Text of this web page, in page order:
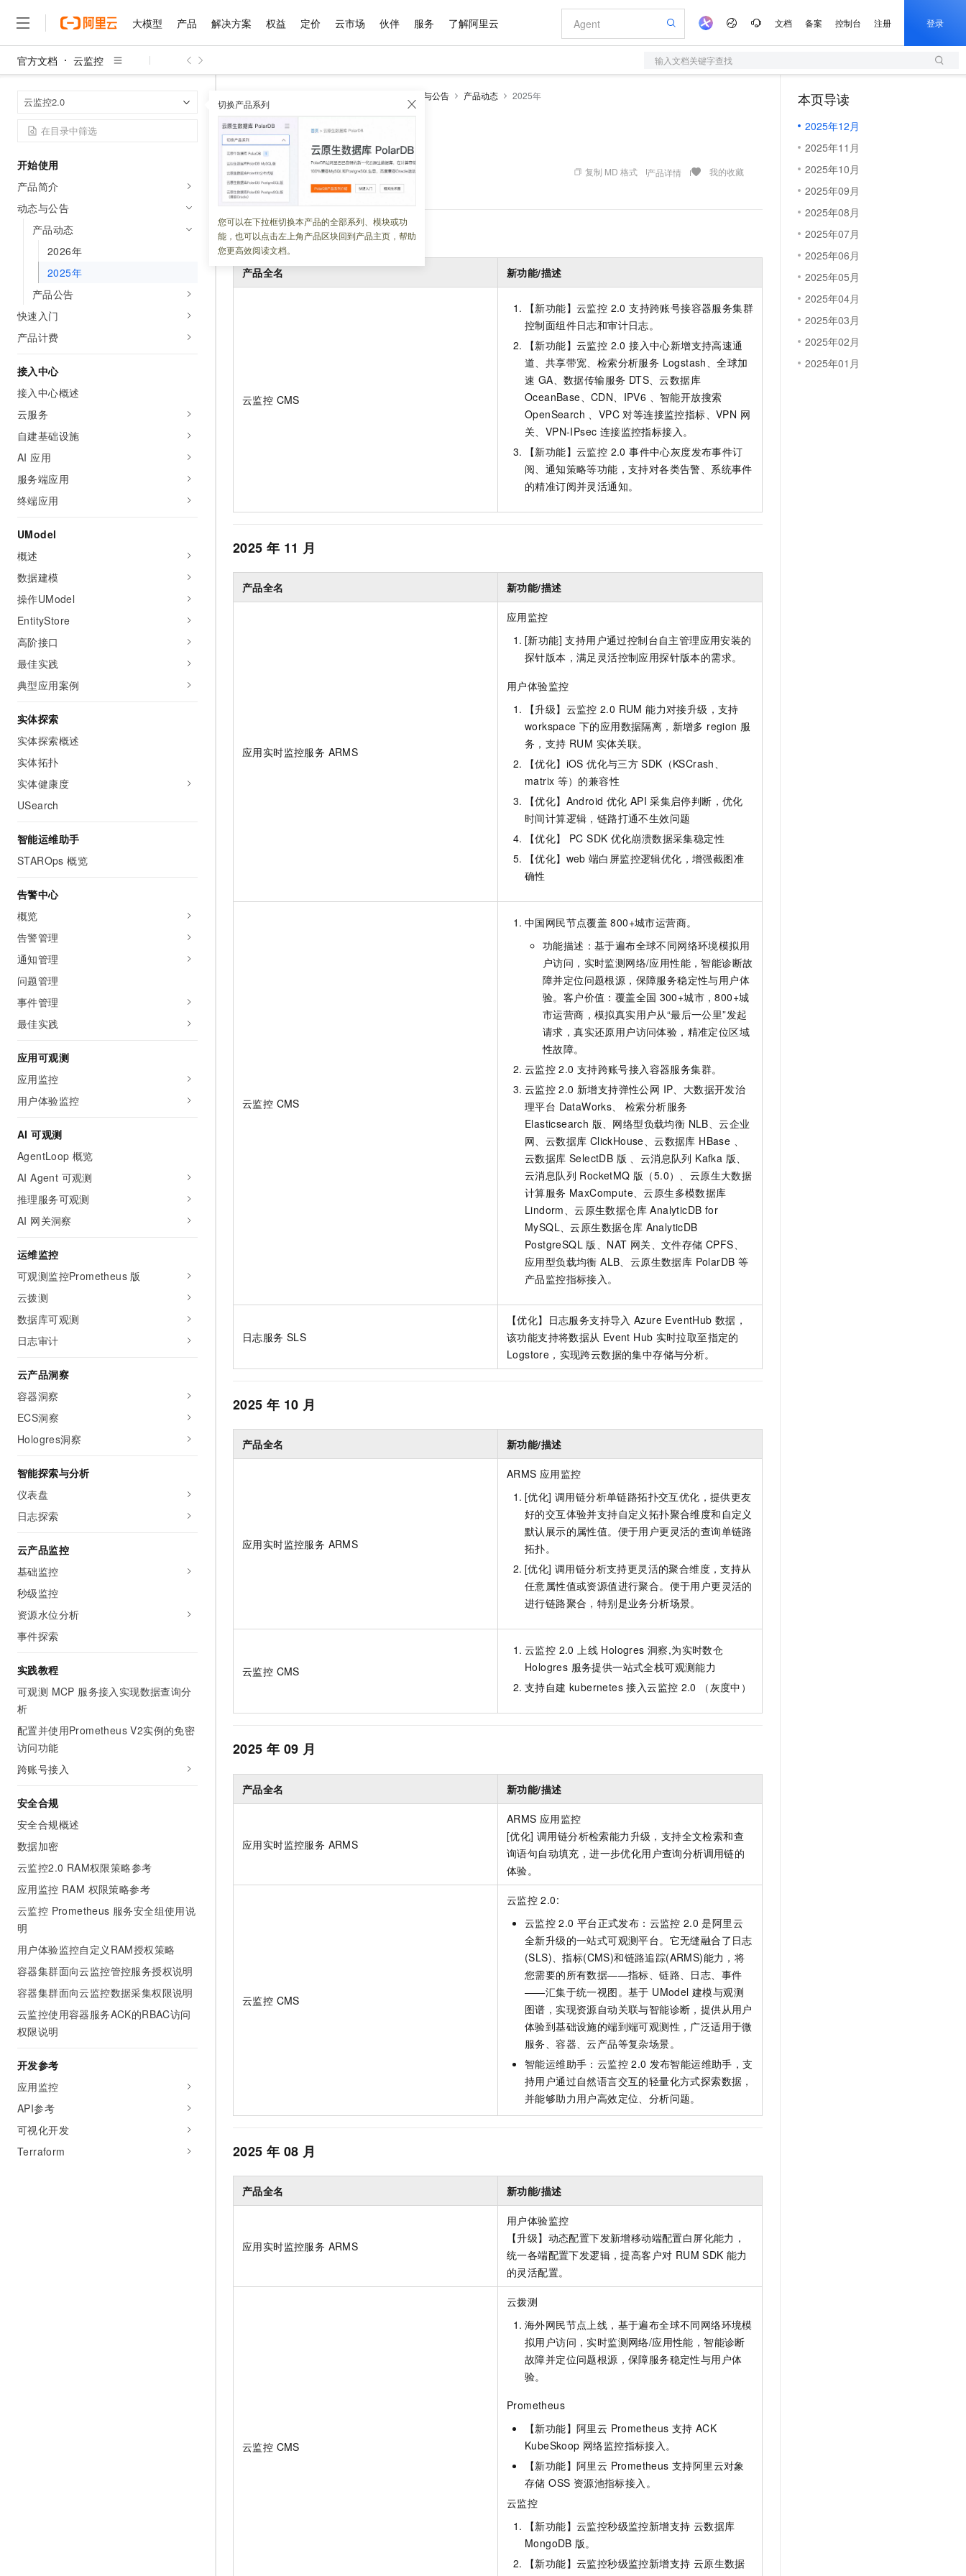
大模型 产品 解决方案 权益 定价 云市场 伙伴 服务 了解阿里云 文档 备案 控制台 注册 登录
官方文档 云监控 输入文档关键字查找
云监控2.0 切换产品系列
您可以在下拉框切换本产品的全部系列、模块或功
能，也可以点击左上角产品区块回到产品主页，帮助
您更高效阅读文档。
开始使用
产品简介
动态与公告
产品动态
2026年
2025年
产品公告
快速入门
产品计费
接入中心
接入中心概述
云服务
自建基础设施
AI 应用
服务端应用
终端应用
UModel
概述
数据建模
操作UModel
EntityStore
高阶接口
最佳实践
典型应用案例
实体探索
实体探索概述
实体拓扑
实体健康度
USearch
智能运维助手
STAROps 概览
告警中心
概览
告警管理
通知管理
问题管理
事件管理
最佳实践
应用可观测
应用监控
用户体验监控
AI 可观测
AgentLoop 概览
AI Agent 可观测
推理服务可观测
AI 网关洞察
运维监控
可观测监控Prometheus 版
云拨测
数据库可观测
日志审计
云产品洞察
容器洞察
ECS洞察
Hologres洞察
智能探索与分析
仪表盘
日志探索
云产品监控
基础监控
秒级监控
资源水位分析
事件探索
实践教程
可观测 MCP 服务接入实现数据查询分
析
配置并使用Prometheus V2实例的免密
访问功能
跨账号接入
安全合规
安全合规概述
数据加密
云监控2.0 RAM权限策略参考
应用监控 RAM 权限策略参考
云监控 Prometheus 服务安全组使用说
明
用户体验监控自定义RAM授权策略
容器集群面向云监控管控服务授权说明
容器集群面向云监控数据采集权限说明
云监控使用容器服务ACK的RBAC访问
权限说明
开发参考
应用监控
API参考
可视化开发
Terraform
动态与公告 产品动态 2025年
2025年
更新时间： 2026-03-05 08:38:52 复制 MD 格式 产品详情 我的收藏
2025 年 12 月
产品全名 新功能/描述
云监控 CMS
【新功能】云监控 2.0 支持跨账号接容器服务集群
控制面组件日志和审计日志。
【新功能】云监控 2.0 接入中心新增支持高速通
道、共享带宽、检索分析服务 Logstash、全球加
速 GA、数据传输服务 DTS、云数据库
OceanBase、CDN、IPV6 、智能开放搜索
OpenSearch 、VPC 对等连接监控指标、VPN 网
关、VPN-IPsec 连接监控指标接入。
【新功能】云监控 2.0 事件中心灰度发布事件订
阅、通知策略等功能，支持对各类告警、系统事件
的精准订阅并灵活通知。
2025 年 11 月
产品全名 新功能/描述
应用实时监控服务 ARMS
应用监控
[新功能] 支持用户通过控制台自主管理应用安装的
探针版本，满足灵活控制应用探针版本的需求。
用户体验监控
【升级】云监控 2.0 RUM 能力对接升级，支持
workspace 下的应用数据隔离，新增多 region 服
务，支持 RUM 实体关联。
【优化】iOS 优化与三方 SDK（KSCrash、
matrix 等）的兼容性
【优化】Android 优化 API 采集启停判断，优化
时间计算逻辑，链路打通不生效问题
【优化】 PC SDK 优化崩溃数据采集稳定性
【优化】web 端白屏监控逻辑优化，增强截图准
确性
云监控 CMS
中国网民节点覆盖 800+城市运营商。
功能描述：基于遍布全球不同网络环境模拟用
户访问，实时监测网络/应用性能，智能诊断故
障并定位问题根源，保障服务稳定性与用户体
验。客户价值：覆盖全国 300+城市，800+城
市运营商，模拟真实用户从“最后一公里”发起
请求，真实还原用户访问体验，精准定位区域
性故障。
云监控 2.0 支持跨账号接入容器服务集群。
云监控 2.0 新增支持弹性公网 IP、大数据开发治
理平台 DataWorks、 检索分析服务
Elasticsearch 版、网络型负载均衡 NLB、云企业
网、云数据库 ClickHouse、云数据库 HBase 、
云数据库 SelectDB 版 、云消息队列 Kafka 版、
云消息队列 RocketMQ 版（5.0）、云原生大数据
计算服务 MaxCompute、云原生多模数据库
Lindorm、云原生数据仓库 AnalyticDB for
MySQL、云原生数据仓库 AnalyticDB
PostgreSQL 版、NAT 网关、文件存储 CPFS、
应用型负载均衡 ALB、云原生数据库 PolarDB 等
产品监控指标接入。
日志服务 SLS
【优化】日志服务支持导入 Azure EventHub 数据，
该功能支持将数据从 Event Hub 实时拉取至指定的
Logstore，实现跨云数据的集中存储与分析。
2025 年 10 月
产品全名 新功能/描述
应用实时监控服务 ARMS
ARMS 应用监控
[优化] 调用链分析单链路拓扑交互优化，提供更友
好的交互体验并支持自定义拓扑聚合维度和自定义
默认展示的属性值。便于用户更灵活的查询单链路
拓扑。
[优化] 调用链分析支持更灵活的聚合维度，支持从
任意属性值或资源值进行聚合。便于用户更灵活的
进行链路聚合，特别是业务分析场景。
云监控 CMS
云监控 2.0 上线 Hologres 洞察,为实时数仓
Hologres 服务提供一站式全栈可观测能力
支持自建 kubernetes 接入云监控 2.0 （灰度中）
2025 年 09 月
产品全名 新功能/描述
应用实时监控服务 ARMS
ARMS 应用监控
[优化] 调用链分析检索能力升级，支持全文检索和查
询语句自动填充，进一步优化用户查询分析调用链的
体验。
云监控 CMS
云监控 2.0:
云监控 2.0 平台正式发布：云监控 2.0 是阿里云
全新升级的一站式可观测平台。它无缝融合了日志
(SLS)、指标(CMS)和链路追踪(ARMS)能力，将
您需要的所有数据——指标、链路、日志、事件
——汇集于统一视图。基于 UModel 建模与观测
图谱，实现资源自动关联与智能诊断，提供从用户
体验到基础设施的端到端可观测性，广泛适用于微
服务、容器、云产品等复杂场景。
智能运维助手：云监控 2.0 发布智能运维助手，支
持用户通过自然语言交互的轻量化方式探索数据，
并能够助力用户高效定位、分析问题。
2025 年 08 月
产品全名 新功能/描述
应用实时监控服务 ARMS
用户体验监控
【升级】动态配置下发新增移动端配置白屏化能力，
统一各端配置下发逻辑，提高客户对 RUM SDK 能力
的灵活配置。
云监控 CMS
云拨测
海外网民节点上线，基于遍布全球不同网络环境模
拟用户访问，实时监测网络/应用性能，智能诊断
故障并定位问题根源，保障服务稳定性与用户体
验。
Prometheus
【新功能】阿里云 Prometheus 支持 ACK
KubeSkoop 网络监控指标接入。
【新功能】阿里云 Prometheus 支持阿里云对象
存储 OSS 资源池指标接入。
云监控
【新功能】云监控秒级监控新增支持 云数据库
MongoDB 版。
【新功能】云监控秒级监控新增支持 云原生数据
本页导读
2025年12月
2025年11月
2025年10月
2025年09月
2025年08月
2025年07月
2025年06月
2025年05月
2025年04月
2025年03月
2025年02月
2025年01月
大模型
大模型
文本生成
Qwen3.8-Max HOT
智能体时代全能旗舰模型
Qwen3.7-Plus
Kimi 最新旗舰模型，长程编程与推理利器
Deepseek-v4-pro
1M上下文，专为长程任务能力而生
Wan2.7-T2V
语音识别与合成
Qwen3-TTS-Flash
大模型服务平台百炼-应用模版
丰富多元化的应用模版和解决方案
大模型服务平台百炼-智能体
大模型原生应用
Qoder HOT
面向真实软件的智能体编程平台
万有无界
企业级人与Agent协作平台，接入和调度多个数字员工
大模型解决方案
快速部署 Dify，高效搭建 AI 应用 10分钟微调：让0.6B模型媲美235B模型
即刻拥有 DeepSeek-R1 满血版
多模态数据信息提取
超强辅助，Bolt.diy 一步搞定创意建站
产品
精选产品
人工智能与机器学习
容器
存储
网络与CDN
安全
中间件
数据库
媒体服务
企业服务与云通信
终端用户计算
Serverless
开发工具
迁移与运维管理
专有云
精选产品
大模型服务平台百炼
大模型服务与应用平台
千问大模型
多元化、高性能、安全可靠的大模型服务
无影云电脑
随时随地安全接入的云上超级电脑
云解析DNS
云原生大数据计算服务 MaxCompute
域名与网站
对象存储 OSS
一站式AI开发、训练和推理服务
Qoder CN
基于千问大模型等，支持代码智能生成、研发智能问答
容器服务 Kubernetes 版 ACK
提供一站式管理容器应用的 K8s 服务
全托管，含MySQL、PostgreSQL、SQL Server、MariaDB多引擎
100%兼容MySQL、PostgreSQL，兼容Oracle，支持集中和分布式
云防火墙
云原生的云上边界网络安全防护产品
轻量应用服务器
数字证书管理服务（原SSL证书）
实现全站HTTPS，呈现可信的WEB访问
短信服务
大数据开发治理平台 DataWorks
解决方案
精选解决方案
AI
大数据
现代化应用
网络
可观测
上云与迁云
企业出海
政企业务
精选解决方案
睿译宝，AI翻译排版一步到位
上传文档即自动完成翻译和格式还原
GLM-5.2：长任务时代开源旗舰模型
真正可用的 1M 上下文,一次完成代码全链路开发
Hermes Agent，打造自进化智能体
自主进化，持久记忆，越用越聪明
快速拥有专属 OpenClaw
即刻拥有 DeepSeek-V4-Pro
轻松解锁专属 DeepSeek-V4-Pro
Claude Code + GStack 打造工程团队
安装技能 GStack，拥有专属 AI 工程团队
一键购买专属联机服务器，轻松开启游戏
以可视化方式快速构建移动和 PC 门户网站
Agency Agents：拥有专属领域专家
HappyHorse 打造一站式影视创作平台
漫剧工坊：一站式动画创作平台
快速生产连贯的高质量长漫剧
10 分钟搭建微信、支付宝小程序
高效部署网站，快速应用到小程序
权益 普惠上云
普惠上云 官方力荐
云服务器38元/年起，超值低价云产品抢先购
官方推荐返现计划
推荐新用户得奖励，单订单最高返9万
云工开物
高校专属算力普惠，学生认证享300元代金券
免费试用
解决方案免费试用 新老同享
产品新客免费试用，最长12个月
AI 特惠
智启 AI 普惠权益
阿里云 OPC 创新助力计划
至高百万元 Token 补贴，加速一人公司成长
Qwen3.8-Max 首发尝鲜，限时加量 10 倍，夜间低至2折
千问办公，限时限量积分加倍
你的AI工作搭子，覆盖日常办公高频场景
万小智 AI 建站低至 15元/月
Night Plan 支持 Qwen 3.8-Max NEW
夜间 5 折，Qwen/Meoo/TokenPlan 客户专享
AI 场景体验
从图文生成到视频创作，一键激活电商全链路生产力
0 代码专业建站，无忧落地极速上线
AI 短剧/漫剧
AI助力短剧漫剧创作，剧本、分镜、视频高效生成
AI 办公
AI智能应用，一键激活高效办公新体验
智能客服
自动承接线索、识别商机，让客服更高效、服务更出色。
AI 活动
AI 生产力先锋
先锋实践拓展 AI 生产力的边界
飞天发布时刻
所见，即是所愿
AI 实训营
从基础到进阶，Agent 创客手把手教你
创新加速
覆盖90%+业务场景，专享组合折扣价
精选AI产品，从模型到应用全链提效
定价 产品定价
了解云产品的定价详情
云上成本管理
管理和优化成本
价格计算器
自助选配和估算价格
价格优势
推动算力普惠，释放技术红利
配置报价器
阿里云 OPC 创新助力计划
Token 补贴，五大权
益加速 OPC 成功
云市场 精选商城
网站建设
多端小程序
Salesforce 国际版订阅
友盟天域
观测云
Tuya 物联网平台阿里云版
蓝凌 OA
电子合同
生态解决方案
数据与 API
数据集
身份实名认证
短信
OCR 文字识别
发票查验
天气预报查询
快递物流查询
基础软件
WordPress
Ubuntu
Red Hat
SUSE
建站小程序
模板建站
定制建站
模板小程序
建站系统
专业服务
公司注册
上云迁移
代维服务
SSL 证书
堡垒机
伙伴 成为销售伙伴
分销伙伴
咨询伙伴
销售伙伴合作计划
Salesforce On Alibaba Cloud
Consulting Partner 合作计划
AI 大模型销售与服务生态合作计划
成为产品伙伴
产品生态集成认证中心
产品生态伙伴工作台
产品伙伴合作计划
计划
服务生态伙伴
服务伙伴合作计划
Al MaaS 服务伙伴赋能合作
伙伴信用分合作计划
更多支持
合作伙伴培训与认证
查询合作伙伴
登录合作伙伴管理后台
服务 售前咨询
在线服务
售后服务
自助服务
工单服务
短信专区
企业增值服务
企业支持计划
企业增值服务台
服务实践
创新中心
阿里云认证
健康状态
开发者社区
镜像站
我要反馈
我要建议
我要投诉
了解阿里云 为什么选择阿里云
什么是云计算
技术领先
稳定可靠
安全合规
分析师报告
研究报告与白皮书
天池大赛
最佳实践
云上春晚
云栖战略参考
云上的中国
金融模力时刻
客户案例
市场活动
魔搭 ModelScope
云工开物
科研合作
加入我们
校园招聘